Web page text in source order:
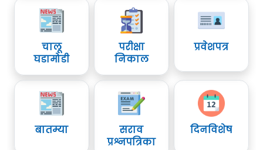
चालू
घडामोडी
परीक्षा
निकाल
प्रवेशपत्र
बातम्या
सराव
प्रश्नपत्रिका
दिनविशेष